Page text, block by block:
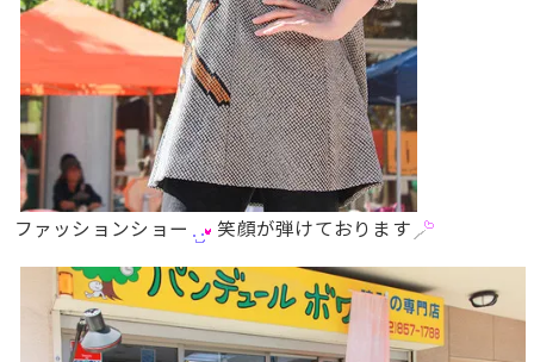
ファッションショー 笑顔が弾けております